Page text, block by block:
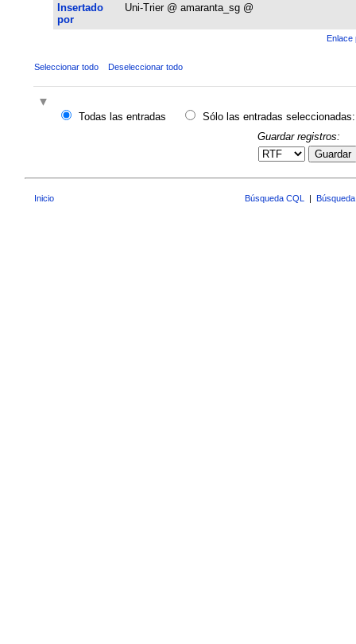
Insertado
por
Uni-Trier @ amaranta_sg @
Enlace
Seleccionar todo Deseleccionar todo
Todas las entradas
Sólo las entradas seleccionadas:
Guardar registros:
Guardar
Inicio Búsqueda CQL